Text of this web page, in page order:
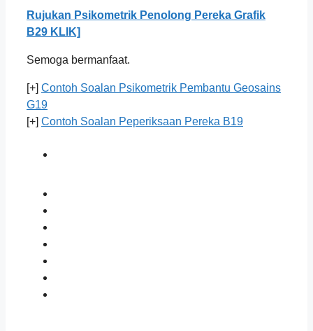
Rujukan Psikometrik Penolong Pereka Grafik
B29 KLIK]
Semoga bermanfaat.
[+] Contoh Soalan Psikometrik Pembantu Geosains
G19
[+] Contoh Soalan Peperiksaan Pereka B19